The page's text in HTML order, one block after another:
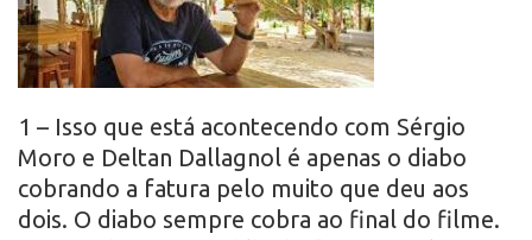
o
1 – Isso que está acontecendo com Sérgio
Moro e Deltan Dallagnol é apenas o diabo
cobrando a fatura pelo muito que deu aos
dois. O diabo sempre cobra ao final do filme.